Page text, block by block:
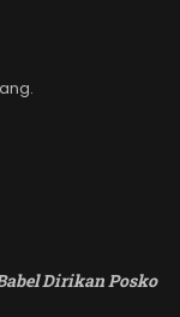
Dirikan Posko